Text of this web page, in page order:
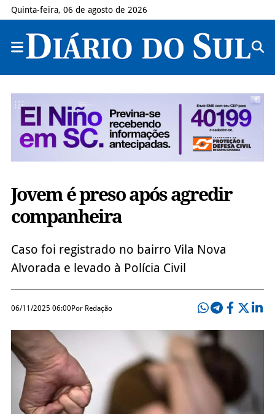
Quinta-feira, 06 de agosto de 2026
Jovem é preso após agredir
companheira
Caso foi registrado no bairro Vila Nova
Alvorada e levado à Polícia Civil
06/11/2025 06:00Por Redação